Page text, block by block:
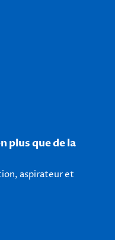
plus que de la
aspirateur et